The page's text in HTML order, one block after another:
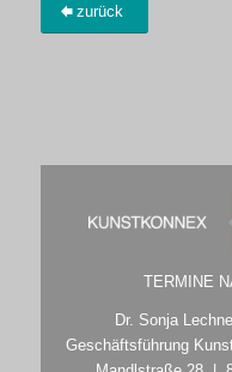
zurück
TERMINE
Dr. Sonja
Geschäftsführung